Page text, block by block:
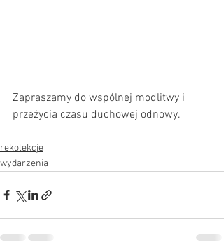
Zapraszamy do wspólnej modlitwy i
przeżycia czasu duchowej odnowy.
rekolekcje
wydarzenia